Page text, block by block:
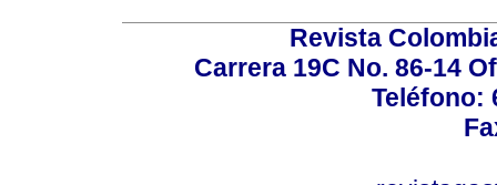
Revista
Carrera 19C No. 86-14
Teléfono: